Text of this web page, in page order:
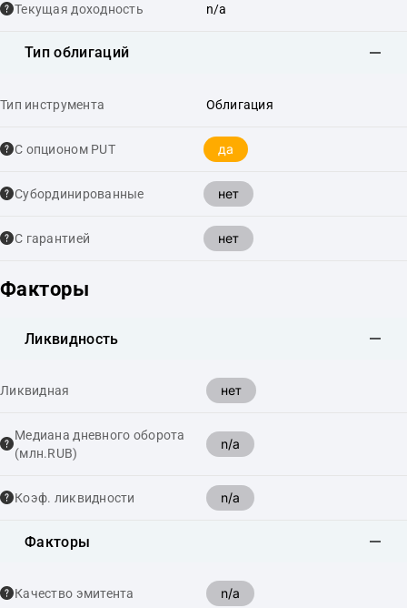
Текущая доходность n/a
Тип облигаций
Тип инструмента Облигация
С опционом PUT да
Cубординированные нет
С гарантией нет
Факторы
Ликвидность
Ликвидная нет
Медиана дневного оборота
(млн.RUB)
n/a
Коэф. ликвидности n/a
Факторы
Качество эмитента n/a